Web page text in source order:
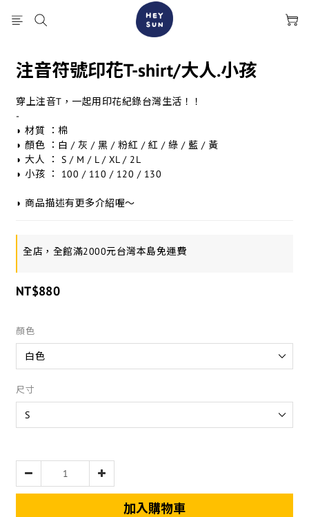
注音符號印花T-shirt/大人.小孩
穿上注音T，一起用印花紀錄台灣生活！！
-
◗ 材質 ：棉
◗ 顏色 ：白 / 灰 / 黑 / 粉紅 / 紅 / 綠 / 藍 / 黃
◗ 大人 ： S / M / L / XL / 2L
◗ 小孩 ： 100 / 110 / 120 / 130
◗ 商品描述有更多介紹喔～
全店，全館滿2000元台灣本島免運費
NT$880
顏色
尺寸
加入購物車